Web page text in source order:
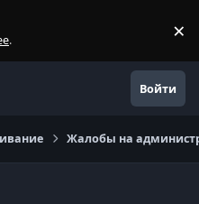
. ×
Войти
Жалобы на